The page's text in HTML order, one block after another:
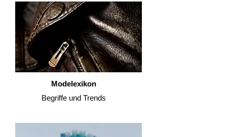
Modelexikon
Begriffe und Trends